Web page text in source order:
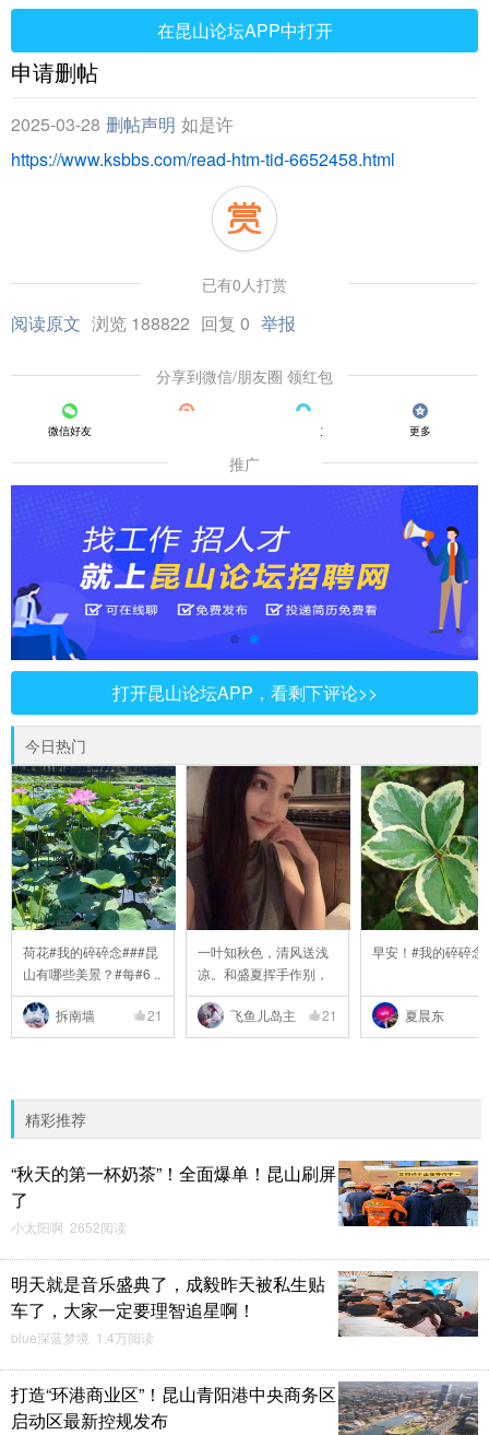
在昆山论坛APP中打开
申请删帖
2025-03-28 删帖声明 如是许
https://www.ksbbs.com/read-htm-tid-6652458.html
已有0人打赏
阅读原文 浏览 188822 回复 0 举报
分享到微信/朋友圈 领红包
微信好友 QQ好友 更多
推广
打开昆山论坛APP，看剩下评论>>
今日热门
荷花#我的碎碎念###昆
山有哪些美景？#每#6 ..
拆南墙 21
一叶知秋色，清风送浅
凉。和盛夏挥手作别，
..
飞鱼儿岛主
21
早安！#我的碎碎念
夏晨东
精彩推荐
“秋天的第一杯奶茶”！全面爆单！昆山刷屏
了
小太阳啊 2652阅读
明天就是音乐盛典了，成毅昨天被私生贴
车了，大家一定要理智追星啊！
blue深蓝梦境 1.4万阅读
打造“环港商业区”！昆山青阳港中央商务区
启动区最新控规发布